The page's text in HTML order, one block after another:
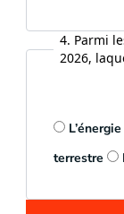
4. Parmi
2026,
terrestre